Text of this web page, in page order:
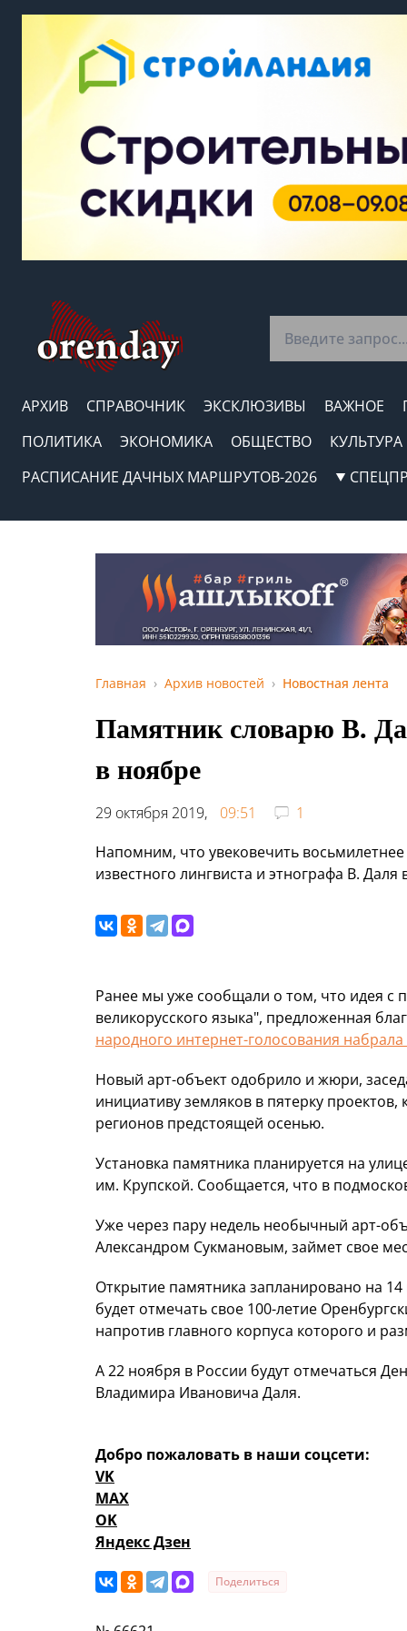
АРХИВ СПРАВОЧНИК ЭКСКЛЮЗИВЫ ВАЖНОЕ
ПОЛИТИКА
ЭКОНОМИКА ОБЩЕСТВО КУЛЬТУРА
РАСПИСАНИЕ ДАЧНЫХ МАРШРУТОВ-2026
Главная Архив новостей Новостная лента
Памятник словарю В.
в ноябре
29 октября 2019, 09:51
1
Напомним, что увековечить
известного лингвиста и этнографа В.
Ранее мы уже сообщали о том, что идея с
великорусского языка", предложенная
народного интернет-голосования набрала
Новый арт-объект одобрило и жюри,
инициативу земляков в пятерку
регионов предстоящей осенью.
Установка памятника планируется на
им. Крупской. Сообщается, что в
Уже через пару недель необычный арт-
Александром Сукмановым, займет свое
Открытие памятника запланировано на
будет отмечать свое 100-летие
напротив главного корпуса которого и
А 22 ноября в России будут отмечаться
Владимира Ивановича Даля.
Добро пожаловать в наши соцсети:
VK
MAX
OK
Яндекс Дзен
Поделиться